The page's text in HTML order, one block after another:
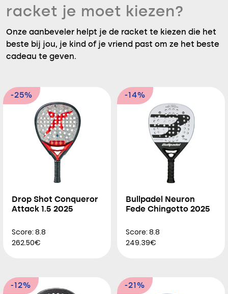
racket je moet kiezen?
Onze aanbeveler helpt je de racket te kiezen die het
beste bij jou, je kind of je vriend past om ze het beste
cadeau te geven.
-25%
Drop Shot Conqueror
Attack 1.5 2025
Score: 8.8
262.50€
-14%
Bullpadel Neuron
Fede Chingotto 2025
Score: 8.8
249.39€
-12% -21%